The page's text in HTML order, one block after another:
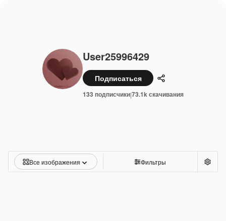
User25996429
Подписаться Поделиться
133 подписчики|73.1k скачивания
Все изображения Фильтры